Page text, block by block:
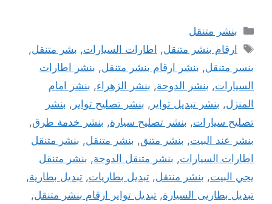
التصنيفات
بنشر متنقل
الوسوم
ارقام بنشر متنقل, اطارات السيارات, بشر متنقل,
بنسر متنقل, بنشر ارقام بنشر متنقل, بنشر اطارات
السيارات, بنشر الدوحة, بنشر الزهراء, بنشر امام
المنزل, بنشر تبديل تواير , بنشر تصليح تواير , بنشر
تصليح سيارات, بنشر تصليح سيارة, بنشر خدمة طرق,
بنشر عند البيت, بنشر متنق, بنشر متنقل, بنشر متنقل
اطارات السيارات, بنشر متنقل الدوحة, بنشر متنقل
يجي البيت, بنشر منتقل, تبديل بطاريات, تبديل بطارية,
تبديل بطاريى السيارة, تبديل تواير ارقام بنشر متنقل,